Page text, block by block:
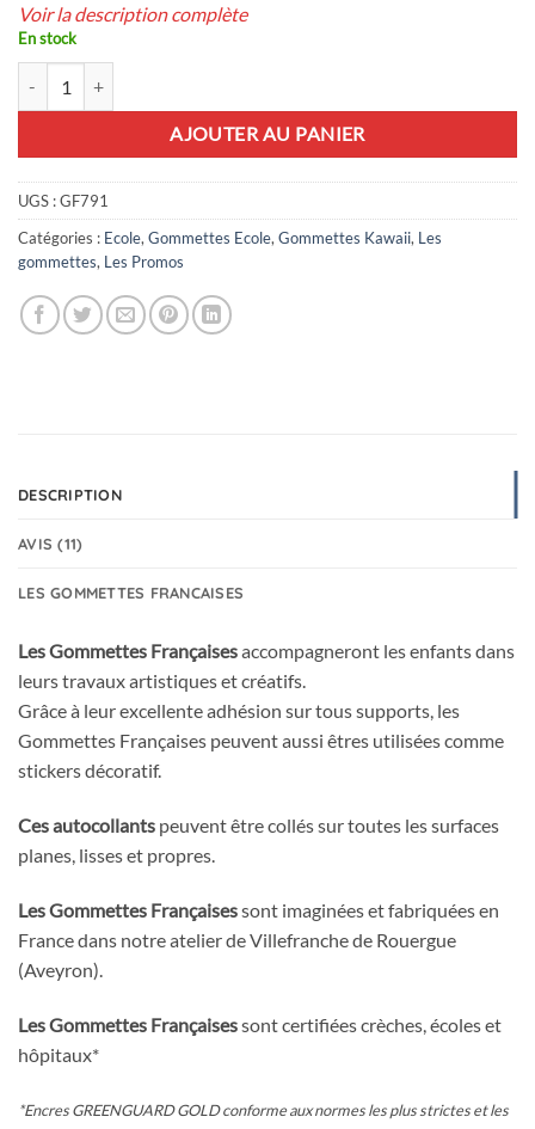
Voir la description complète
En stock
AJOUTER AU PANIER
UGS :GF791
Catégories : Ecole,Gommettes Ecole,Gommettes Kawaii, Les
gommettes, Les Promos
DESCRIPTION
AVIS (11)
LES GOMMETTES FRANCAISES
Les Gommettes Françaisesaccompagneront les enfants dans
leurs travaux artistiques et créatifs.
Grâce à leur excellente adhésion sur tous supports, les
Gommettes Françaises peuvent aussi êtres utilisées comme
stickers décoratif.
Ces autocollants peuvent être collés sur toutes les surfaces
planes, lisses et propres.
Les Gommettes Françaisessont imaginées et fabriquées en
France dans notre atelier de Villefranche de Rouergue
(Aveyron).
Les Gommettes Françaisessont certifiées crèches, écoles et
hôpitaux*
*Encres GREENGUARD GOLD conforme aux normes les plus strictes et les